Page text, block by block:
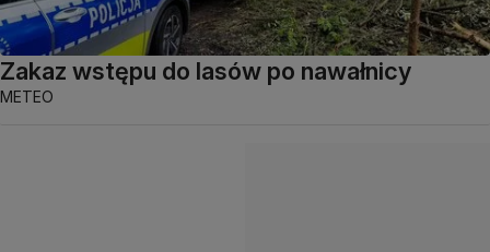
Zakaz wstępu do lasów po nawałnicy
METEO